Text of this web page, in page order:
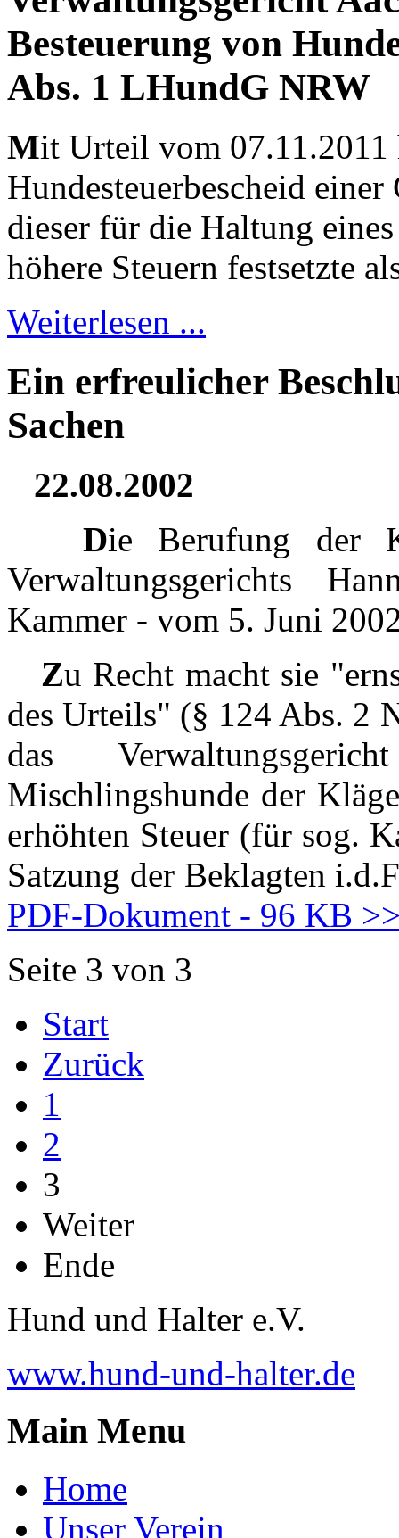
Besteuerung von
Abs. 1 LHundG NRW
Mit Urteil vom 07.11.2011
Hundesteuerbescheid
dieser für die Haltung
höhere Steuern festsetzte
Weiterlesen ...
Ein erfreulicher
Sachen
22.08.2002
Die Berufung der
Verwaltungsgerichts
Kammer - vom 5. Juni
Zu Recht macht sie
des Urteils" (§ 124 Abs. 2
das
Mischlingshunde der
erhöhten Steuer (für sog.
Satzung der Beklagten
PDF-Dokument - 96 KB
Seite 3 von 3
Start
Zurück
1
2
3
Weiter
Ende
Hund und Halter e.V.
www.hund-und-halter.de
Main Menu
Home
Unser Verein